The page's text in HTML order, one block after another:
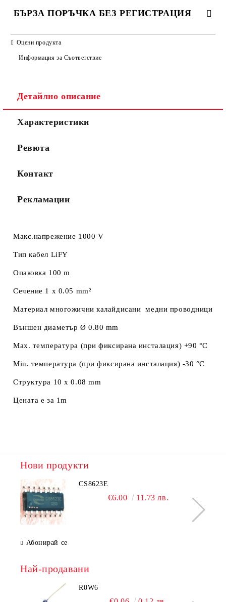
БЪРЗА ПОРЪЧКА БЕЗ РЕГИСТРАЦИЯ
Съгласен съм с
Ние ще се свържем с вас в рамките на работния ден.
Оцени продукта
Информация за Съответствие
Детайлно описание
Характеристики
Ревюта
Контакт
Рекламации
Макс.напрежение 1000 V
Тип кабел LiFY
Опаковка 100 m
Сечение 1 x 0.05 mm²
Материал многожични калайдисани медни проводници
Външен диаметър Ø 0.80 mm
Max. температура (при фиксирана инсталация) +90 °C
Min. температура (при фиксирана инсталация) -30 °C
Структура 10 x 0.08 mm
Цената е за 1m
Нови продукти
CS8623E
€6.00 11.73 лв.
Абонирай се
Най-продавани
R0W6